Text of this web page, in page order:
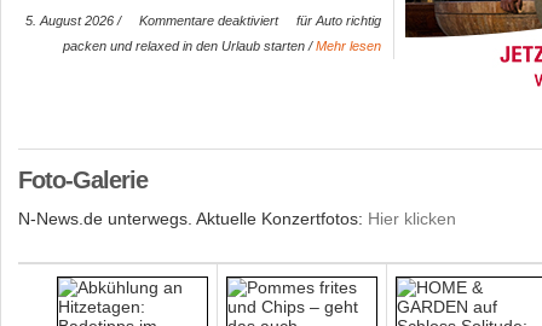
5. August 2026 / Kommentare deaktiviert
für Auto richtig
packen und relaxed in den Urlaub starten /Mehr lesen
Foto-Galerie
N-News.de unterwegs. Aktuelle Konzertfotos: Hier klicken